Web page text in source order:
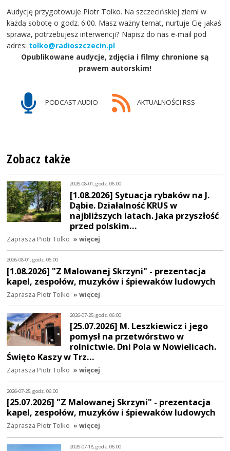
Audycję przygotowuje Piotr Tolko. Na szczecińskiej ziemi w
każdą sobotę o godz. 6:00. Masz ważny temat, nurtuje Cię jakaś
sprawa, potrzebujesz interwencji? Napisz do nas e-mail pod
adres: tolko@radioszczecin.pl
Opublikowane audycje, zdjęcia i filmy chronione są
prawem autorskim!
PODCAST AUDIO AKTUALNOŚCI RSS
Zobacz także
2026-08-01, godz. 06:00
[1.08.2026] Sytuacja rybaków na J.
Dąbie. Działalność KRUS w
najbliższych latach. Jaka przyszłość
przed polskim…
Zaprasza Piotr Tolko » więcej
2026-08-01, godz. 06:00
[1.08.2026] "Z Malowanej Skrzyni" - prezentacja
kapel, zespołów, muzyków i śpiewaków ludowych
Zaprasza Piotr Tolko » więcej
2026-07-25, godz. 06:00
[25.07.2026] M. Leszkiewicz i jego
pomysł na przetwórstwo w
rolnictwie. Dni Pola w Nowielicach.
Święto Kaszy w Trz…
Zaprasza Piotr Tolko » więcej
2026-07-25, godz. 06:00
[25.07.2026] "Z Malowanej Skrzyni" - prezentacja
kapel, zespołów, muzyków i śpiewaków ludowych
Zaprasza Piotr Tolko » więcej
2026-07-18, godz. 06:00